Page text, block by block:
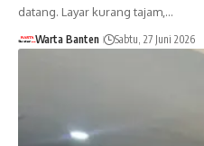
datang. Layar kurang tajam,…
Warta Banten Sabtu, 27 Juni 2026